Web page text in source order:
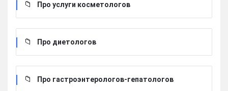
Про услуги косметологов
Про диетологов
Про гастроэнтерологов-гепатологов